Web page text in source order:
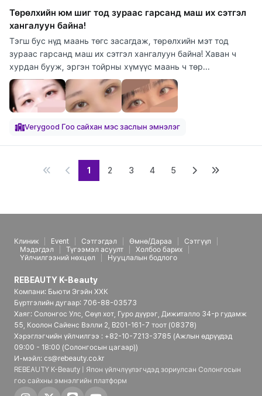
Төрөлхийн юм шиг тод зураас гарсанд маш их сэтгэл
хангалуун байна!
Тэгш бус нүд маань төгс засагдаж, төрөлхийн мэт тод
зураас гарсанд маш их сэтгэл хангалуун байна! Хаван ч
хурдан бууж, эргэн тойрны хүмүүс маань ч төр...
Verygood Гоо сайхан мэс заслын эмнэлэг
1 2 3 4 5
Клиник Event Сэтгэгдэл Өмнө/Дараа
Сэтгүүл
Мэдэгдэл
Түгээмэл асуулт
Холбоо барих
Үйлчилгээний нөхцөл
Нууцлалын бодлого
REBEAUTY K-Beauty
Компани: Бьюти Эгэйн ХХК
Бүртгэлийн дугаар: 706-88-03573
Хаяг: Солонгос Улс, Сөүл хот, Гуро дүүрэг, Дижиталло 34-р гудамж
55, Коолон Сайенс Вэлли 2, B201-161-7 тоот (08378)
Хэрэглэгчийн үйлчилгээ : +82-10-7213-3785 (Ажлын өдрүүдэд
09:00 - 18:00 (Солонгосын цагаар))
И-мэйл: cs@rebeauty.co.kr
REBEAUTY K-Beauty | Япон үйлчлүүлэгчдэд зориулсан Солонгосын
гоо сайхны эмнэлгийн платформ